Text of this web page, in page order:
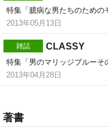
特集「臆病な男たちのための
2013年05月13日
雑誌 CLASSY
特集「男のマリッジブルーそ
2013年04月28日
著書